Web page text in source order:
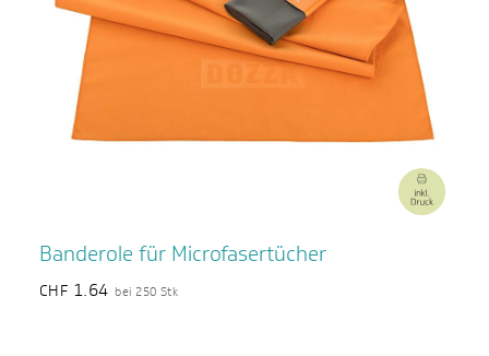
Banderole für Microfasertücher
CHF 1.64 bei 250 Stk